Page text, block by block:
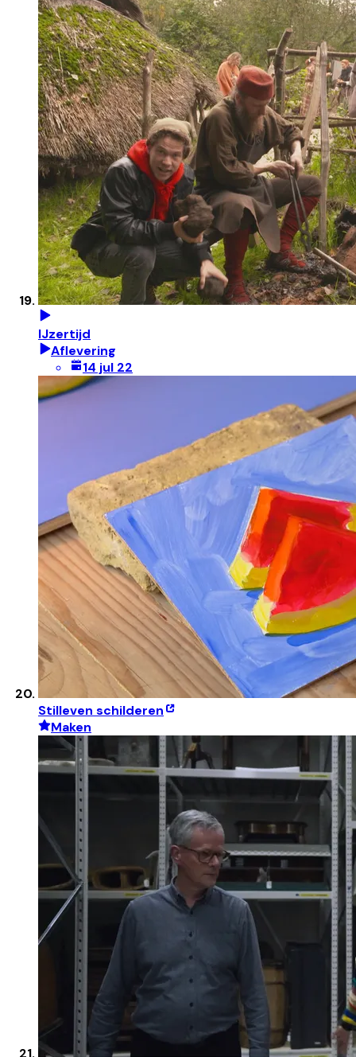
IJzertijd
Aflevering
14 jul 22
Stilleven schilderen
Maken